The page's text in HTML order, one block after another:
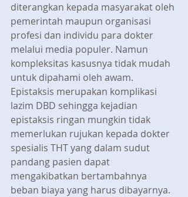
diterangkan kepada masyarakat oleh
pemerintah maupun organisasi
profesi dan individu para dokter
melalui media populer. Namun
kompleksitas kasusnya tidak mudah
untuk dipahami oleh awam.
Epistaksis merupakan komplikasi
lazim DBD sehingga kejadian
epistaksis ringan mungkin tidak
memerlukan rujukan kepada dokter
spesialis THT yang dalam sudut
pandang pasien dapat
mengakibatkan bertambahnya
beban biaya yang harus dibayarnya.